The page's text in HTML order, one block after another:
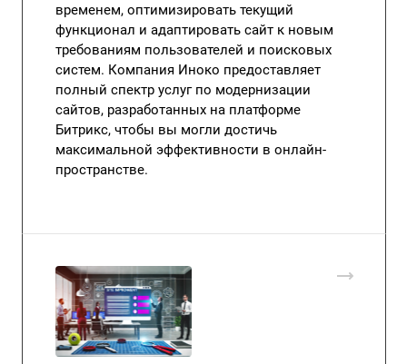
временем, оптимизировать текущий
функционал и адаптировать сайт к новым
требованиям пользователей и поисковых
систем. Компания Иноко предоставляет
полный спектр услуг по модернизации
сайтов, разработанных на платформе
Битрикс, чтобы вы могли достичь
максимальной эффективности в онлайн-
пространстве.